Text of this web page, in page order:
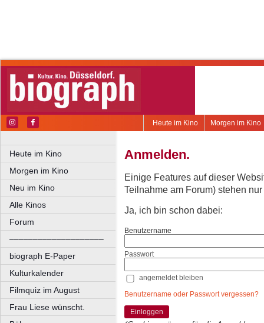
Morgen im Kino
Heute im Kino
Heute im Kino
Morgen im Kino
Neu im Kino
Alle Kinos
Forum
––––––––––––––––––––
biograph E-Paper
Kulturkalender
Filmquiz im August
Frau Liese wünscht.
Anmelden.
Einige Features auf dieser
Teilnahme am Forum) stehen
Ja, ich bin schon dabei:
Benutzername
Passwort
angemeldet bleiben
Benutzername oder Passwort vergessen?
Einloggen